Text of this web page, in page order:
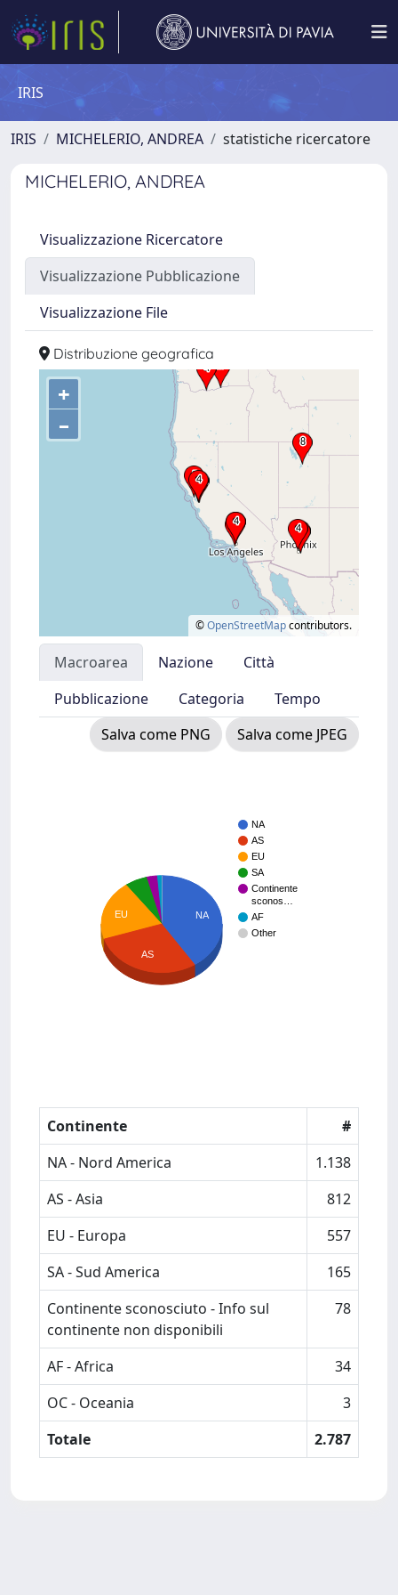
IRIS
IRIS MICHELERIO, ANDREA statistiche ricercatore
MICHELERIO, ANDREA
Visualizzazione Ricercatore
Visualizzazione Pubblicazione
Visualizzazione File
Distribuzione geografica
+
–
©OpenStreetMapcontributors.
Macroarea Nazione
Città
Pubblicazione
Categoria
Tempo
Salva come PNG
Salva come JPEG
NA
AS
EU
SA
Continente
sconos…
AF
Other
NA
EU
AS
Continente
#
NA - Nord America
1.138
AS - Asia
812
EU - Europa
557
SA - Sud America
165
Continente sconosciuto - Info sul
continente non disponibili
78
AF - Africa
34
OC - Oceania
3
Totale
2.787